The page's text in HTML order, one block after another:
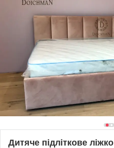
Дитяче підліткове ліжко